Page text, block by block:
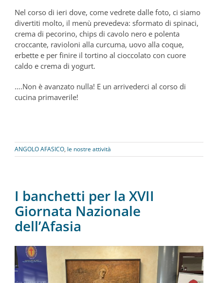
Nel corso di ieri dove, come vedrete dalle foto, ci siamo
divertiti molto, il menù prevedeva: sformato di spinaci,
crema di pecorino, chips di cavolo nero e polenta
croccante, ravioloni alla curcuma, uovo alla coque,
erbette e per finire il tortino al cioccolato con cuore
caldo e crema di yogurt.
….Non è avanzato nulla! E un arrivederci al corso di
cucina primaverile!
ANGOLO AFASICO, le nostre attività
I banchetti per la XVII
Giornata Nazionale
dell’Afasia